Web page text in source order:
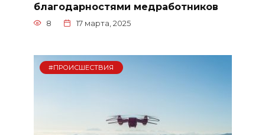
благодарностями медработников
8 17 марта, 2025
#ПРОИСШЕСТВИЯ